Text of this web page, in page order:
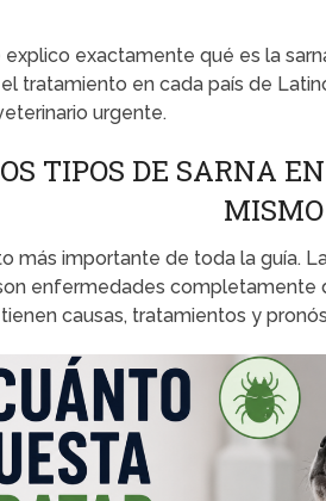
explico exactamente qué es la
tratamiento en cada país de
urgente.
TIPOS DE SARNA
MISMO
más importante de toda la guía.
enfermedades completamente
causas, tratamientos y